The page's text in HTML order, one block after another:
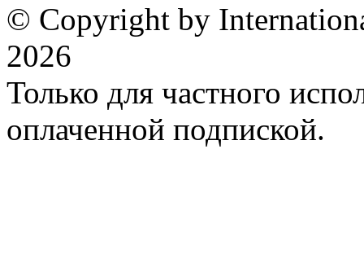
© Copyright by
2026
Только для частного
оплаченной подпиской.